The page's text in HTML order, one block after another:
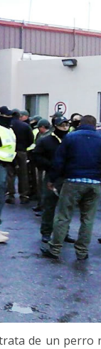
de un perro